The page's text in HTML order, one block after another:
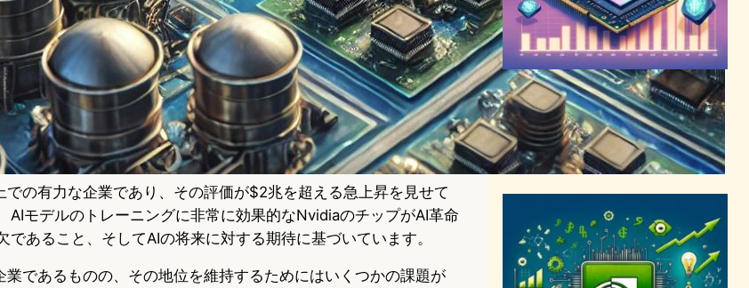
の有力な企業であり、その評価が$2兆を超える急上昇を見せて
AIモデルのトレーニングに非常に効果的なNvidiaのチップがAI革命
あること、そしてAIの将来に対する期待に基づいています。
であるものの、その地位を維持するためにはいくつかの課題が
Nvidia、市場価値でAppleを
一時抜き去る：AIチップ市場
の勢いが背景に
AI（人工知能）ニュース
2024年6月6日5:17